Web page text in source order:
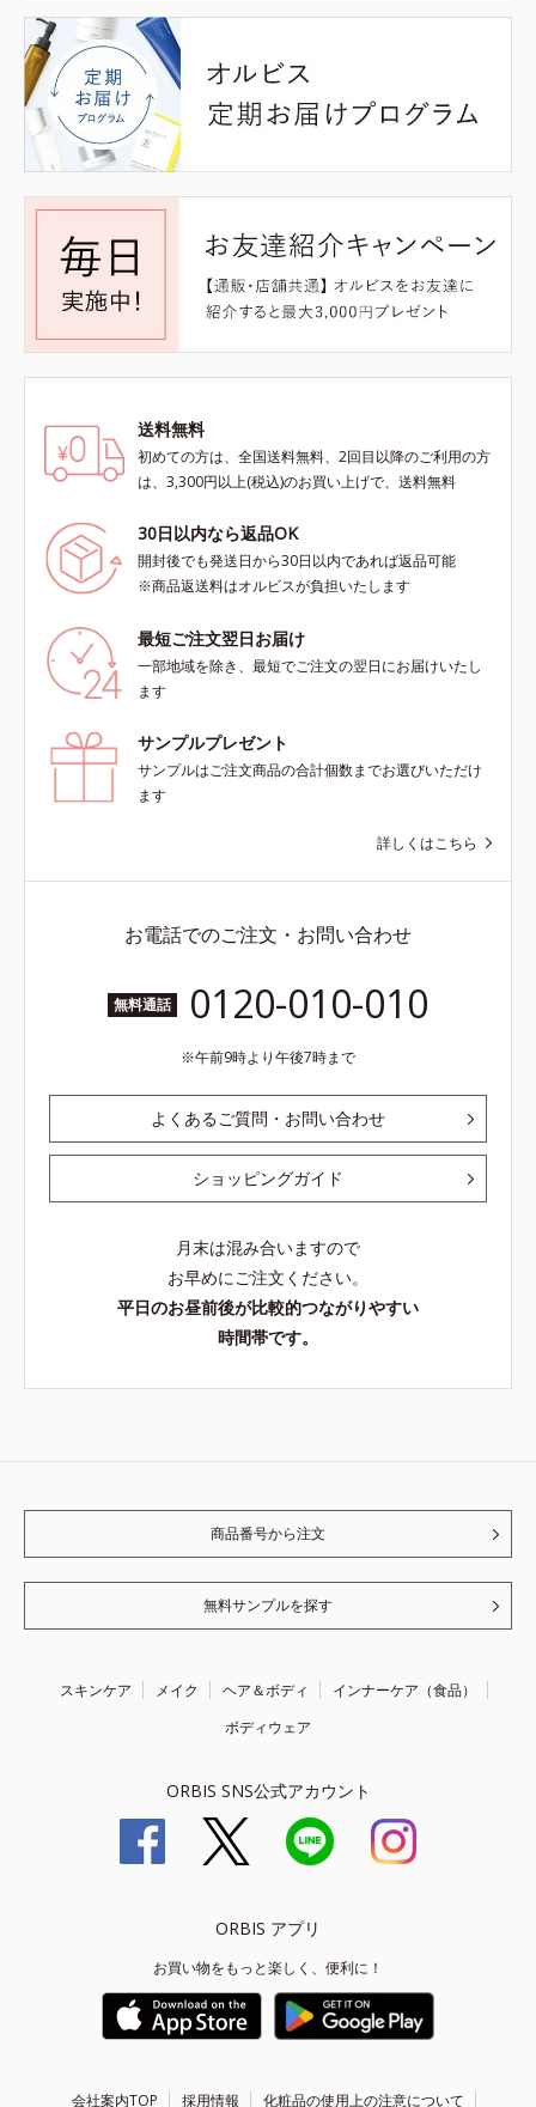
送料無料
初めての方は、全国送料無料、2回目以降のご利用の方
は、3,300円以上(税込)のお買い上げで、送料無料
30日以内なら返品OK
開封後でも発送日から30日以内であれば返品可能
※商品返送料はオルビスが負担いたします
最短ご注文翌日お届け
一部地域を除き、最短でご注文の翌日にお届けいたし
ます
サンプルプレゼント
サンプルはご注文商品の合計個数までお選びいただけ
ます
詳しくはこちら
お電話でのご注文・お問い合わせ
無料通話 0120-010-010
午前9時より午後7時まで
よくあるご質問・お問い合わせ
ショッピングガイド
月末は混み合いますので
お早めにご注文ください。
平日のお昼前後が比較的つながりやすい
時間帯です。
商品番号から注文
無料サンプルを探す
スキンケア メイク ヘア＆ボディ
インナーケア（食品）
ボディウェア
ORBIS SNS公式アカウント
ORBIS アプリ
お買い物をもっと楽しく、便利に！
会社案内TOP 採用情報 化粧品の使用上の注意について